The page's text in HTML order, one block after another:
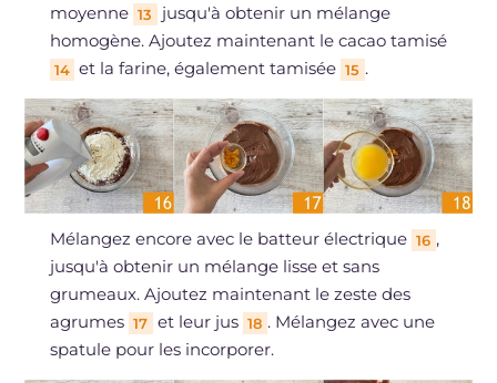
moyenne 13
jusqu'à obtenir un mélange
homogène. Ajoutez maintenant le cacao tamisé
14 et la farine, également tamisée 15 .
Mélangez encore avec le batteur électrique 16 ,
jusqu'à obtenir un mélange lisse et sans
grumeaux. Ajoutez maintenant le zeste des
agrumes 17 et leur jus 18 . Mélangez avec une
spatule pour les incorporer.